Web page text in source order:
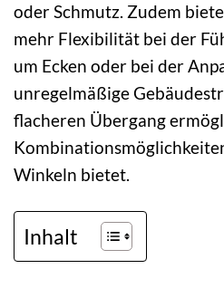
oder Schmutz. Zudem
mehr Flexibilität bei der
um Ecken oder bei der
unregelmäßige
flacheren Übergang
Winkeln bietet.
Inhalt